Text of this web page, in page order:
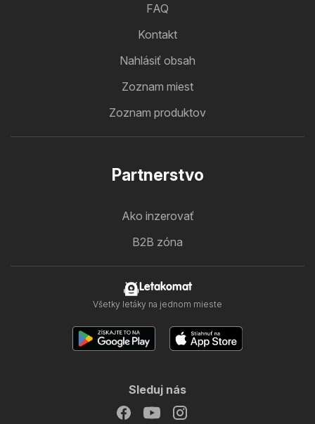
FAQ
Kontakt
Nahlásiť obsah
Zoznam miest
Zoznam produktov
Partnerstvo
Ako inzerovať
B2B zóna
Letakomat
Všetky letáky na jednom mieste
Sleduj nás